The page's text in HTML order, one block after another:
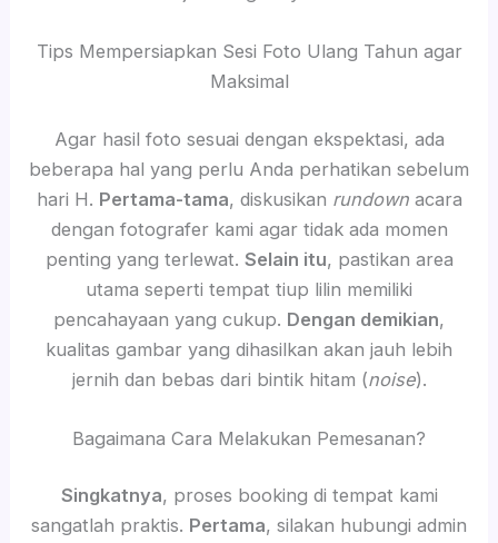
Tips Mempersiapkan Sesi Foto Ulang Tahun agar
Maksimal
Agar hasil foto sesuai dengan ekspektasi, ada
beberapa hal yang perlu Anda perhatikan sebelum
hari H. Pertama-tama, diskusikan rundownacara
dengan fotografer kami agar tidak ada momen
penting yang terlewat. Selain itu, pastikan area
utama seperti tempat tiup lilin memiliki
pencahayaan yang cukup. Dengan demikian,
kualitas gambar yang dihasilkan akan jauh lebih
jernih dan bebas dari bintik hitam (noise).
Bagaimana Cara Melakukan Pemesanan?
Singkatnya, proses booking di tempat kami
sangatlah praktis. Pertama, silakan hubungi admin